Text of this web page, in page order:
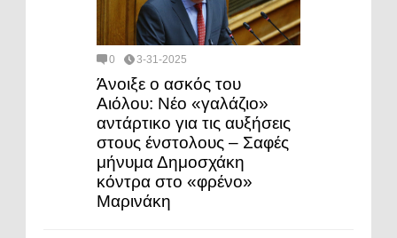
0 3-31-2025
Άνοιξε ο ασκός του
Αιόλου: Νέο «γαλάζιο»
αντάρτικο για τις αυξήσεις
στους ένστολους – Σαφές
μήνυμα Δημοσχάκη
κόντρα στο «φρένο»
Μαρινάκη